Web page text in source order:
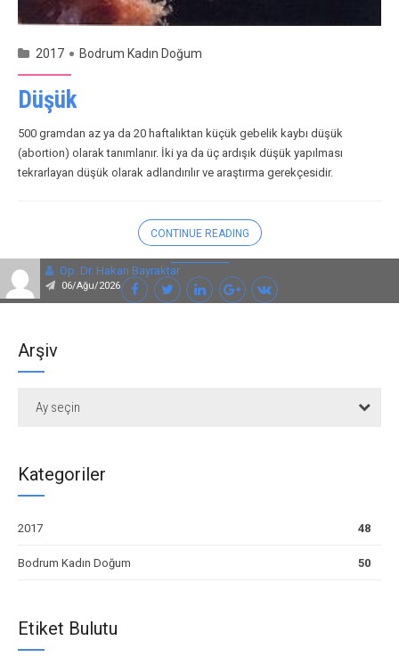
Op. Dr. Hakan Bayraktar
06/Ağu/2026
2017 Bodrum Kadın Doğum
Düşük
500 gramdan az ya da 20 haftalıktan küçük gebelik kaybı düşük
(abortion) olarak tanımlanır. İki ya da üç ardışık düşük yapılması
tekrarlayan düşük olarak adlandırılır ve araştırma gerekçesidir.
CONTINUE READING
Arşiv
Ay seçin
Kategoriler
2017 48
Bodrum Kadın Doğum 50
Etiket Bulutu